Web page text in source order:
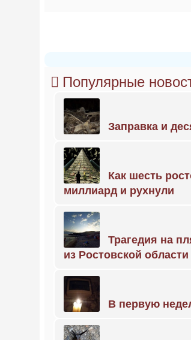
Популярные
Заправка и
Как шесть
миллиард и рухнули
Трагедия на
из Ростовской области
В первую